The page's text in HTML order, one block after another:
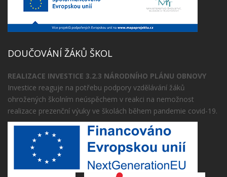
DOUČOVÁNÍ ŽÁKŮ ŠKOL
REALIZACE INVESTICE 3.2.3 NÁRODNÍHO PLÁNU OBNOVY
Investice reaguje na potřebu podpory vzdělávání žáků
ohrožených školním neúspěchem v reakci na nemožnost
realizace prezenční výuky ve školách během pandemie covid-19.